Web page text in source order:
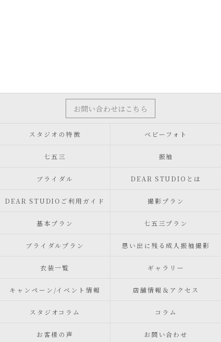
お問い合わせはこちら
スタジオの特徴 ベビーフォト
七五三 振袖
ブライダル DEAR STUDIOとは
DEAR STUDIOご利用ガイド 撮影プラン
基本プラン 七五三プラン
ブライダルプラン 思い出に残る成人振袖撮影
衣装一覧 ギャラリー
キャンペーン/イベント情報 店舗情報＆アクセス
スタジオコラム コラム
お客様の声 お問い合わせ